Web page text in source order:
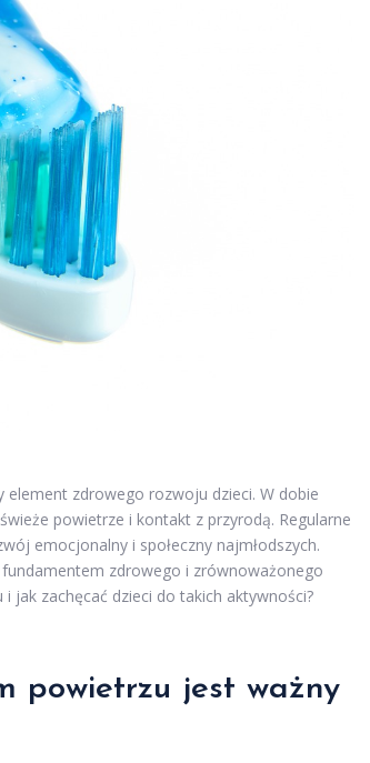
element zdrowego rozwoju dzieci. W dobie
powietrze i kontakt z przyrodą. Regularne
emocjonalny i społeczny najmłodszych.
zdrowego i zrównoważonego
jak zachęcać dzieci do takich aktywności?
powietrzu jest ważny